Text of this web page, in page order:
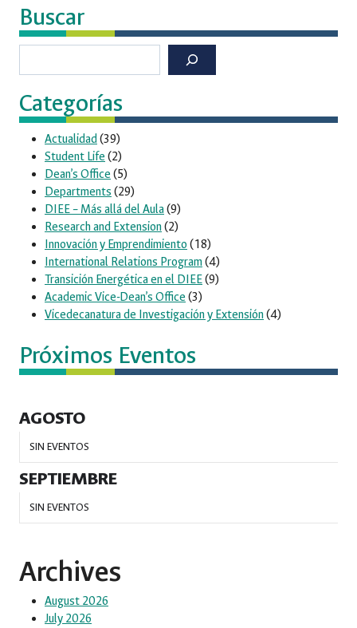
Buscar
Categorías
Actualidad(39)
Student Life (2)
Dean’s Office (5)
Departments (29)
DIEE – Más allá del Aula(9)
Research and Extension(2)
Innovación y Emprendimiento (18)
International Relations Program(4)
Transición Energética en el DIEE(9)
Academic Vice-Dean’s Office (3)
Vicedecanatura de Investigación y Extensión(4)
Próximos Eventos
AGOSTO
SIN EVENTOS
SEPTIEMBRE
SIN EVENTOS
Archives
August 2026
July 2026